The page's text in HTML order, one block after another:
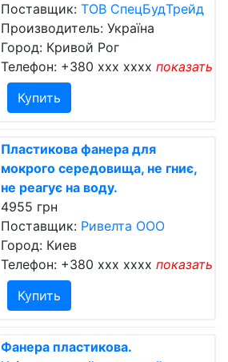
Поставщик: ТОВ СпецБудТрейд
Производитель: Україна
Город: Кривой Рог
Телефон: +380 xxx xxxx показать
Купить
Пластикова фанера для
мокрого середовища, не гниє,
не реагує на воду.
4955 грн
Поставщик: Ривелта ООО
Город: Киев
Телефон: +380 xxx xxxx показать
Купить
Фанера пластикова.